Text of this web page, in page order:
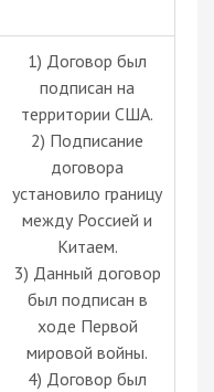
1) Договор был
подписан на
территории США.
2) Подписание
договора
установило границу
между Россией и
Китаем.
3) Данный договор
был подписан в
ходе Первой
мировой войны.
4) Договор был